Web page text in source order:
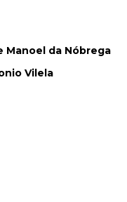
Manoel da Nóbrega
Vilela